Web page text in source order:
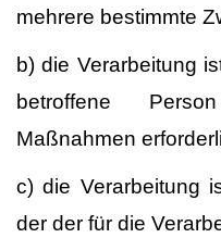
mehrere bestimmte
b) die Verarbeitung
betroffene
Maßnahmen
c) die Verarbeitung
der der für die